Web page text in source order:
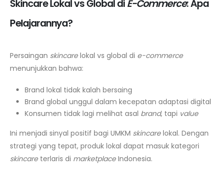
Skincare Lokal vs Global diE-Commerce: Apa
Pelajarannya?
Persaingan skincarelokal vs global di e-commerce
menunjukkan bahwa:
Brand lokal tidak kalah bersaing
Brand global unggul dalam kecepatan adaptasi digital
Konsumen tidak lagi melihat asal brand, tapi value
Ini menjadi sinyal positif bagi UMKM skincarelokal. Dengan
strategi yang tepat, produk lokal dapat masuk kategori
skincareterlaris di marketplaceIndonesia.